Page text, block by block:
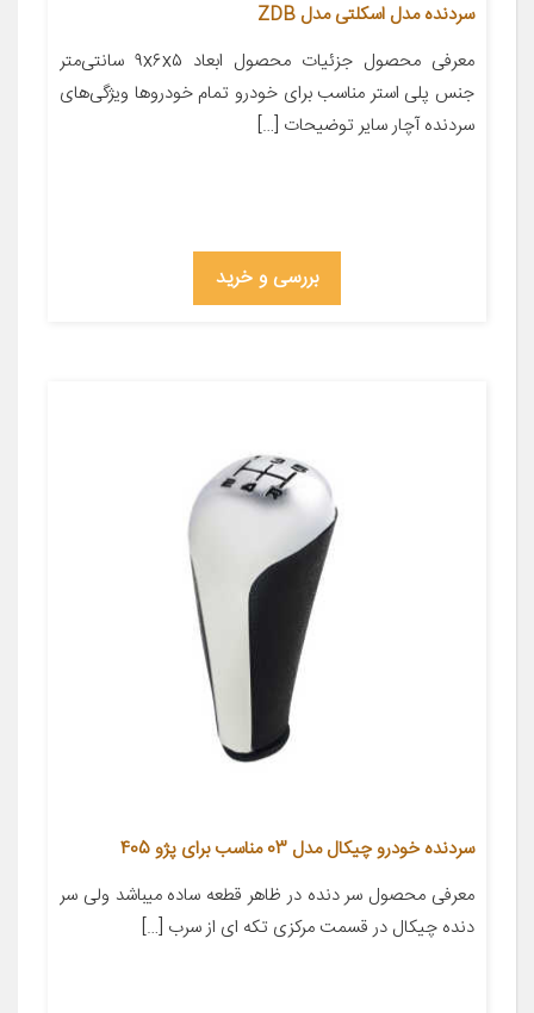
سردنده مدل اسکلتی مدل ZDB
معرفی محصول جزئیات محصول ابعاد ۹x۶x۵ سانتی‌متر
جنس پلی استر مناسب برای خودرو تمام خودروها ویژگی‌های
سردنده آچار سایر توضیحات […]
بررسی و خرید
سردنده خودرو چیکال مدل 03 مناسب برای پژو 405
معرفی محصول سر دنده در ظاهر قطعه ساده میباشد ولی سر
دنده چیکال در قسمت مرکزی تکه ای از سرب […]